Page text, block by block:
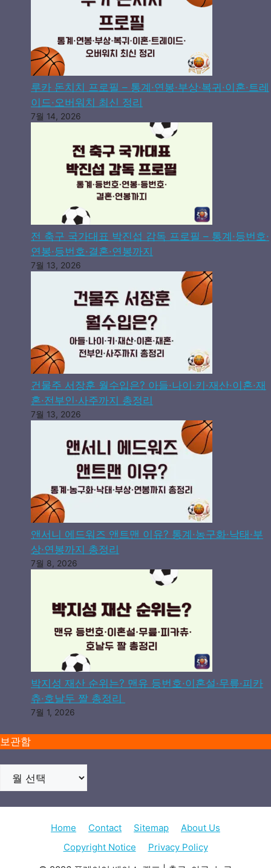
루카 돈치치 프로필 – 통계·연봉·부상·복귀·이혼·트레
이드·오버워치 최신 정리
7월 14, 2026
전 축구 국가대표 박진섭 감독 프로필 – 통계·등번호·
연봉·등번호·결혼·연봉까지
7월 13, 2026
건물주 서장훈 월수입은? 아들·나이·키·재산·이혼·재
혼·전부인·사주까지 총정리
7월 13, 2026
앤서니 에드워즈 앤트맨 이유? 통계·농구화·낙태·부
상·연봉까지 총정리
7월 8, 2026
박지성 재산 순위는? 맨유 등번호·이혼설·무릎·피카
츄·호날두 짤 총정리
7월 1, 2026
보관함
Home Contact Sitemap
About Us
Copyright Notice
Privacy Policy